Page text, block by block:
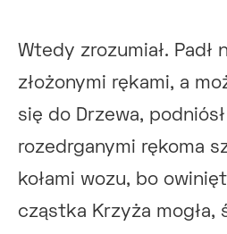
Wtedy zrozumiał. Padł
złożonymi rękami, a
się do Drzewa,
rozedrganymi rękoma
kołami wozu, bo
cząstka Krzyża mogła,